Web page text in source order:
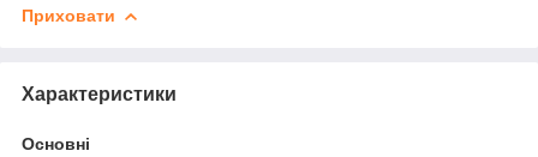
Приховати
Характеристики
Основні